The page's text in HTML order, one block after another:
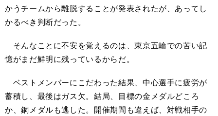
かうチームから離脱することが発表されたが、あってし
かるべき判断だった。
そんなことに不安を覚えるのは、東京五輪での苦い記
憶がまだ鮮明に残っているからだ。
ベストメンバーにこだわった結果、中心選手に疲労が
蓄積し、最後はガス欠。結局、目標の金メダルどころ
か、銅メダルも逃した。開催期間も違えば、対戦相手の